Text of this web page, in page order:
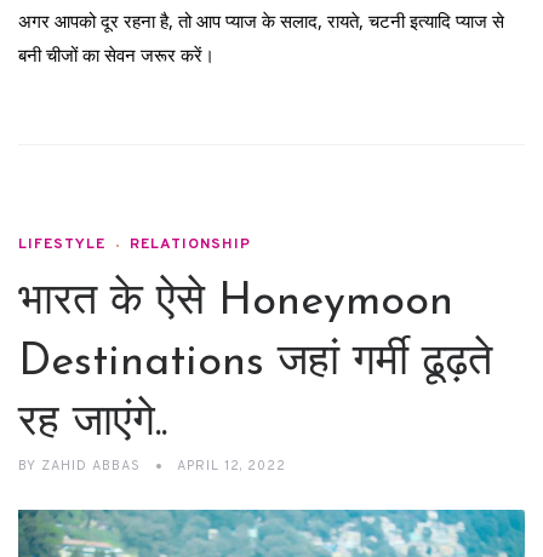
अगर आपको दूर रहना है, तो आप प्याज के सलाद, रायते, चटनी इत्यादि प्याज से
बनी चीजों का सेवन जरूर करें।
LIFESTYLE RELATIONSHIP
भारत के ऐसे Honeymoon
Destinations जहां गर्मी ढूढ़ते
रह जाएंगे..
BY ZAHID ABBAS APRIL 12, 2022